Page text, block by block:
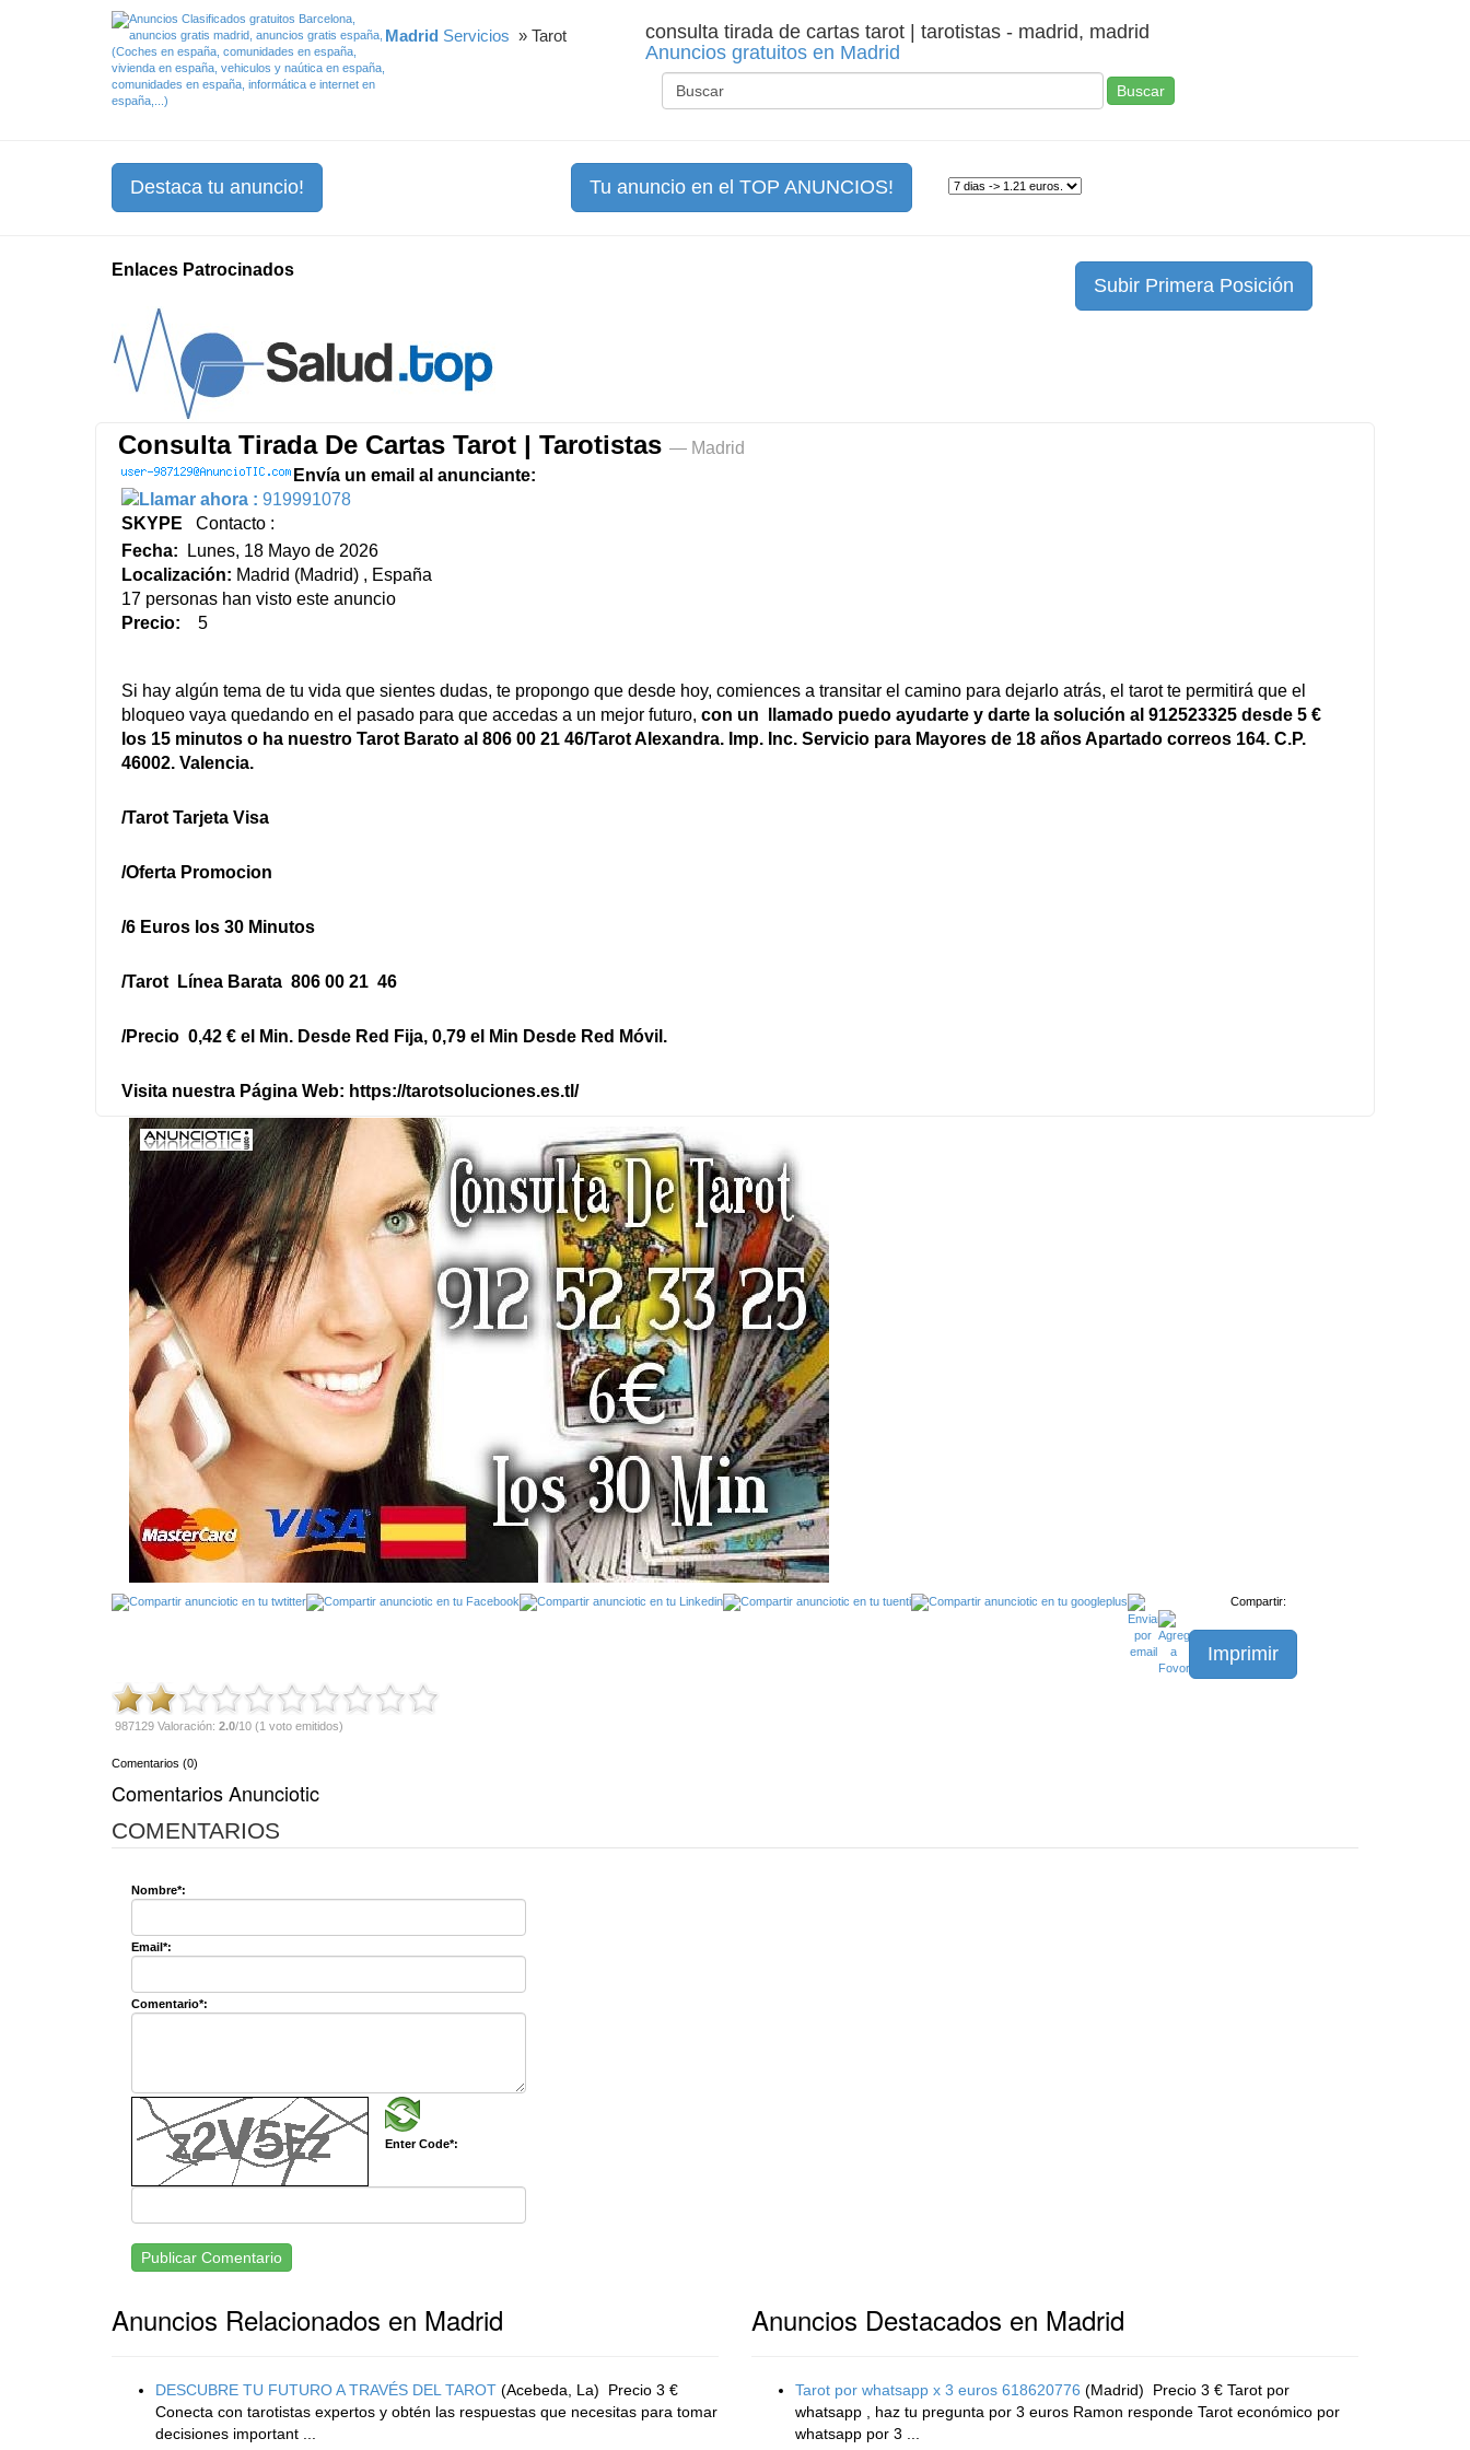
Madrid Servicios » Tarot
consulta tirada de cartas tarot | tarotistas - madrid, madrid
Anuncios gratuitos en Madrid
Buscar
Destaca tu anuncio! Tu anuncio en el TOP ANUNCIOS!
Enlaces Patrocinados
Subir Primera Posición
Consulta Tirada De Cartas Tarot | Tarotistas — Madrid
Envía un email al anunciante:
Llamar ahora : 919991078
SKYPE Contacto :
Fecha:
Lunes, 18 Mayo de 2026
Localización: Madrid (Madrid) , España
17 personas han visto este anuncio
Precio: 5
Si hay algún tema de tu vida que sientes dudas, te propongo que desde hoy, comiences a transitar el camino para dejarlo atrás, el tarot te permitirá que el
bloqueo vaya quedando en el pasado para que accedas a un mejor futuro, con un llamado puedo ayudarte y darte la solución al 912523325 desde 5 €
los 15 minutos o ha nuestro Tarot Barato al 806 00 21 46/Tarot Alexandra. Imp. Inc. Servicio para Mayores de 18 años Apartado correos 164. C.P.
46002. Valencia.
/Tarot Tarjeta Visa
/Oferta Promocion
/6 Euros los 30 Minutos
/Tarot Línea Barata 806 00 21 46
/Precio 0,42 € el Min. Desde Red Fija, 0,79 el Min Desde Red Móvil.
Visita nuestra Página Web: https://tarotsoluciones.es.tl/
Compartir:
Imprimir
987129 Valoración: 2.0/10 (1 voto emitidos)
Comentarios (0)
Comentarios Anunciotic
COMENTARIOS
Nombre*:
Email*:
Comentario*:
Enter Code*:
Publicar Comentario
Anuncios Relacionados en Madrid
DESCUBRE TU FUTURO A TRAVÉS DEL TAROT (Acebeda, La)
Precio 3 €
Conecta con tarotistas expertos y obtén las respuestas que necesitas para tomar
decisiones important ...
Anuncios Destacados en Madrid
Tarot por whatsapp x 3 euros 618620776 (Madrid)
Precio 3 € Tarot por
whatsapp , haz tu pregunta por 3 euros Ramon responde Tarot económico por
whatsapp por 3 ...